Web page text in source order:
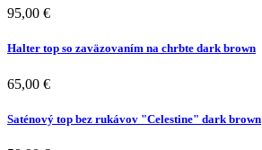
95,00 €
Halter top so zaväzovaním na chrbte dark brown
65,00 €
Saténový top bez rukávov "Celestine" dark brown